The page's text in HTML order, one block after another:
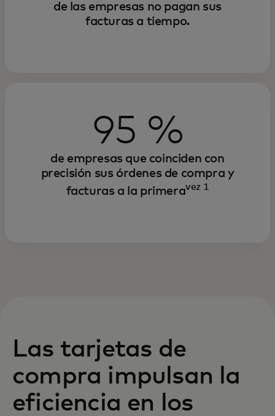
de las empresas no pagan sus
facturas a tiempo.
95 %
de empresas que coinciden con
precisión sus órdenes de compra y
facturas a la primeravez 1
Las tarjetas de
compra impulsan la
eficiencia en los